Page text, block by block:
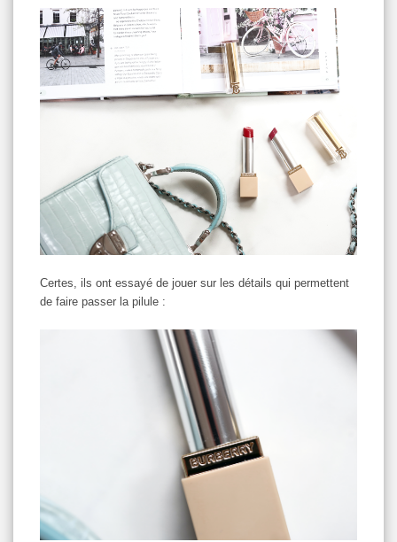
Certes, ils ont essayé de jouer sur les détails qui permettent
de faire passer la pilule :